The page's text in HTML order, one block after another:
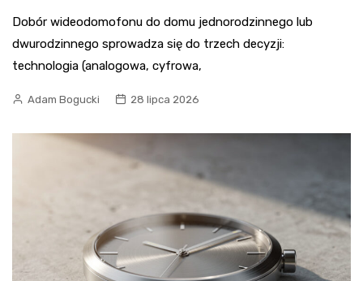
Dobór wideodomofonu do domu jednorodzinnego lub
dwurodzinnego sprowadza się do trzech decyzji:
technologia (analogowa, cyfrowa,
Adam Bogucki 28 lipca 2026